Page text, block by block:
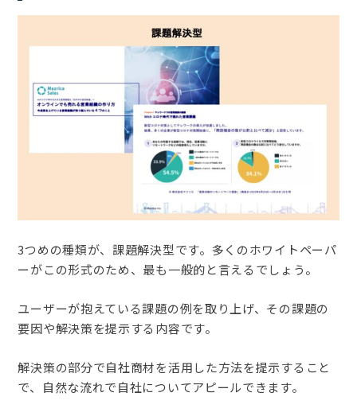
3つめの種類が、課題解決型です。多くのホワイトペーパ
ーがこの形式のため、最も一般的と言えるでしょう。
ユーザーが抱えている課題の例を取り上げ、その課題の
要因や解決策を提示する内容です。
解決策の部分で自社商材を活用した方法を提示すること
で、自然な流れで自社についてアピールできます。